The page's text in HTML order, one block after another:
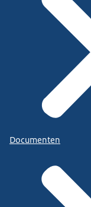
Documenten